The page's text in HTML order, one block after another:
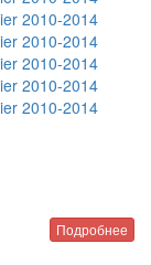
Подробнее